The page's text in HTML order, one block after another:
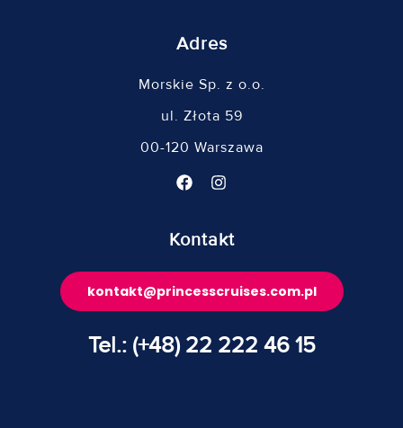
Adres
Morskie Sp. z o.o.
ul. Złota 59
00-120 Warszawa
Kontakt
kontakt@princesscruises.com.pl
Tel.: (+48) 22 222 46 15